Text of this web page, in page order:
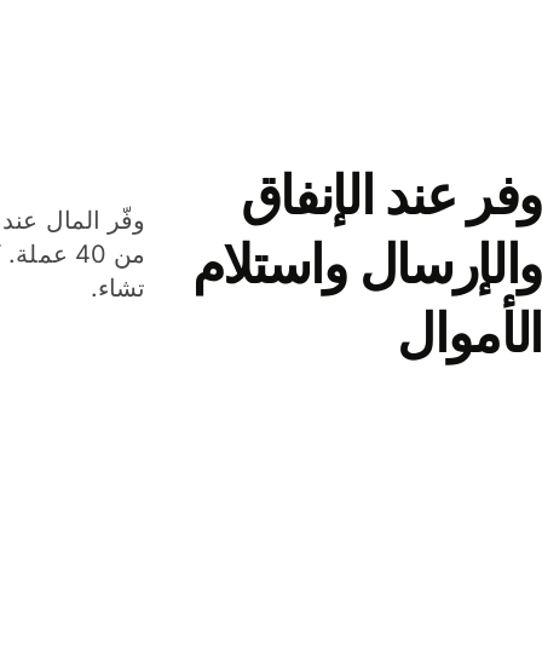
وفر عند الإنفاق
والإرسال واستلام
الأموال
وفّر المال عند
من 40
تشاء.